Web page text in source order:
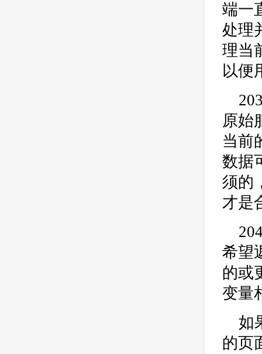
端一
处理
理当
以便
原始
当前
数据
须的
才是
希望
的或
变量
如
的页